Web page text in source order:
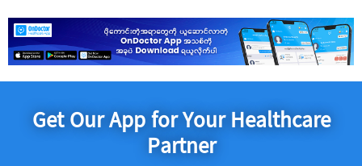
Get Our App for Your Healthcare
Partner